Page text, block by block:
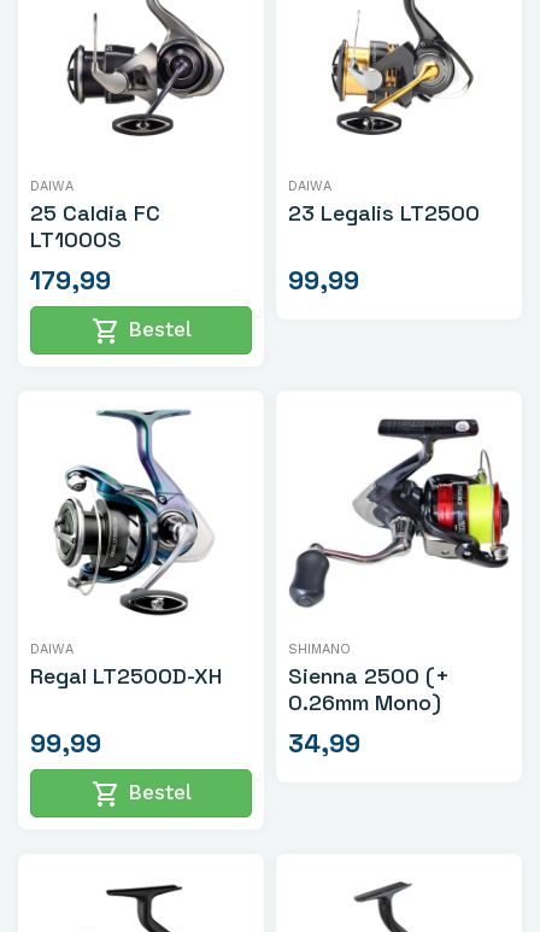
DAIWA
25 Caldia FC
LT1000S
179,99
shopping_cart Bestel
DAIWA
23 Legalis LT2500
99,99
DAIWA
Regal LT2500D-XH
99,99
shopping_cart Bestel
SHIMANO
Sienna 2500 (+
0.26mm Mono)
34,99